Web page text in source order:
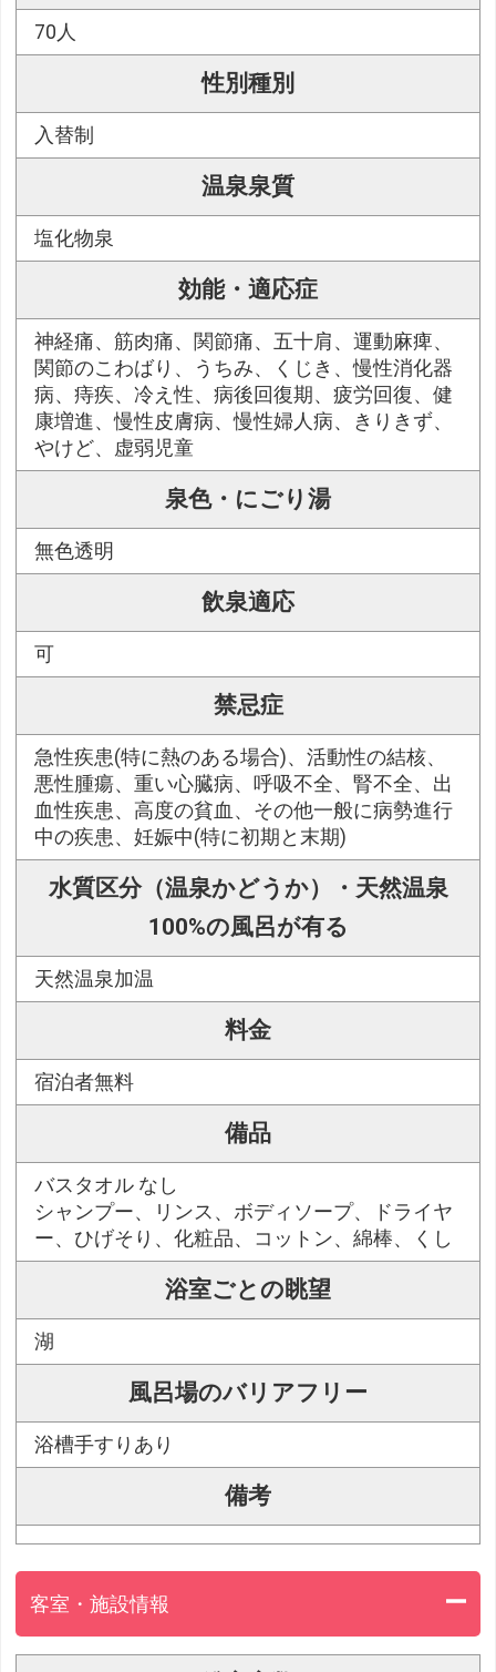
70人
性別種別
入替制
温泉泉質
塩化物泉
効能・適応症
神経痛、筋肉痛、関節痛、五十肩、運動麻痺、
関節のこわばり、うちみ、くじき、慢性消化器
病、痔疾、冷え性、病後回復期、疲労回復、健
康増進、慢性皮膚病、慢性婦人病、きりきず、
やけど、虚弱児童
泉色・にごり湯
無色透明
飲泉適応
可
禁忌症
急性疾患(特に熱のある場合)、活動性の結核、
悪性腫瘍、重い心臓病、呼吸不全、腎不全、出
血性疾患、高度の貧血、その他一般に病勢進行
中の疾患、妊娠中(特に初期と末期)
水質区分（温泉かどうか）・天然温泉
100%の風呂が有る
天然温泉加温
料金
宿泊者無料
備品
バスタオル なし
シャンプー、リンス、ボディソープ、ドライヤ
ー、ひげそり、化粧品、コットン、綿棒、くし
浴室ごとの眺望
湖
風呂場のバリアフリー
浴槽手すりあり
備考
客室・施設情報